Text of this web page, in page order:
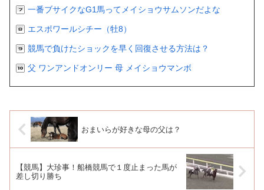
一番ブサイクなG1馬ってメイショウサムソンだよな
エスポワールシチー（牡8）
競馬で負けたショックを早く回復させる方法は？
父 ワンアンドオンリー 母 メイショウマンボ
おまいらが好きな母の父は？
【競馬】大珍事！船橋競馬で１度止まった馬が
差し切り勝ち